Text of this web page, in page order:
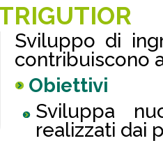
Sviluppo di
contribuiscono
Obiettivi
Sviluppa
realizzati dai